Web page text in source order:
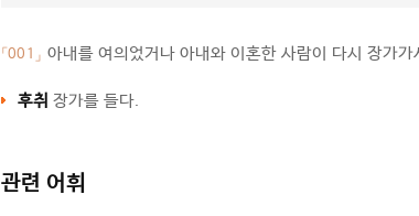
「001」 아내를 여의었거나 아내와 이혼한 사람이 다시 장가가
후취 장가를 들다.
관련 어휘